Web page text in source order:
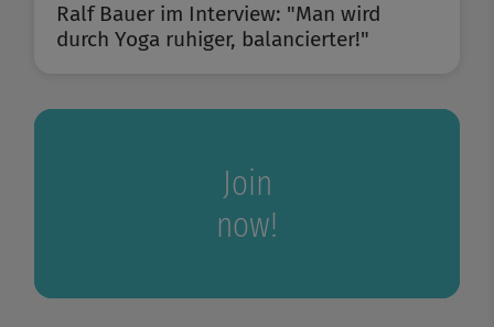
Ralf Bauer im Interview: "Man wird
durch Yoga ruhiger, balancierter!"
Join
now!